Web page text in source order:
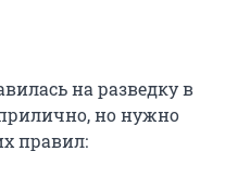
на разведку в
но нужно
правил: